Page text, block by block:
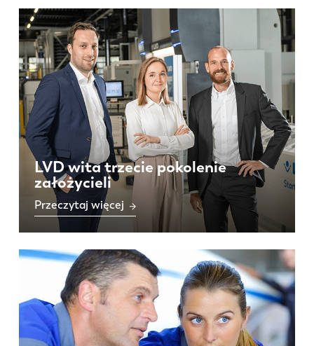
LVD wita trzecie pokolenie
założycieli
Przeczytaj więcej